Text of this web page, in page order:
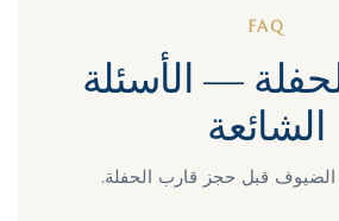
FAQ
— الأسئلة
الشائعة
الضيوف قبل حجز قارب الحفلة.